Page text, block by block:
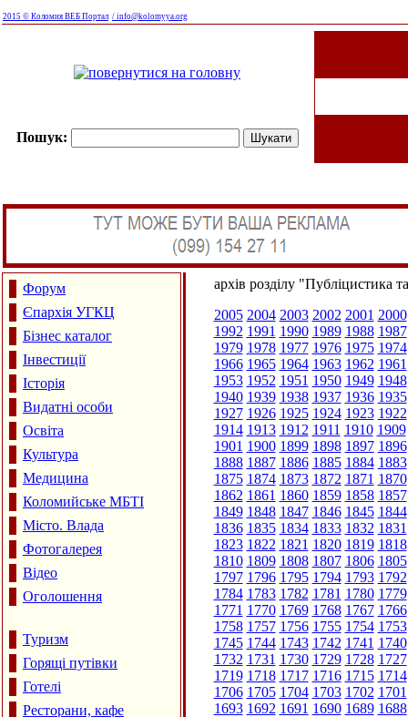
2015 © Коломия ВЕБ Портал / info@kolomyya.org
Пошук:
Форум
Єпархія УГКЦ
Бізнес каталог
Інвестиції
Історія
Видатні особи
Освіта
Культура
Медицина
Коломийське МБТІ
Місто. Влада
Фотогалерея
Відео
Оголошення
Туризм
Горящі путівки
Готелі
Ресторани, кафе
архів розділу "Публіцистика
2005 2004 2003 2002 2001 2000
1992 1991 1990 1989 1988 1987
1979 1978 1977 1976 1975 1974
1966 1965 1964 1963 1962 1961
1953 1952 1951 1950 1949 1948
1940 1939 1938 1937 1936 1935
1927 1926 1925 1924 1923 1922
1914 1913 1912 1911 1910 1909
1901 1900 1899 1898 1897 1896
1888 1887 1886 1885 1884 1883
1875 1874 1873 1872 1871 1870
1862 1861 1860 1859 1858 1857
1849 1848 1847 1846 1845 1844
1836 1835 1834 1833 1832 1831
1823 1822 1821 1820 1819 1818
1810 1809 1808 1807 1806 1805
1797 1796 1795 1794 1793 1792
1784 1783 1782 1781 1780 1779
1771 1770 1769 1768 1767 1766
1758 1757 1756 1755 1754 1753
1745 1744 1743 1742 1741 1740
1732 1731 1730 1729 1728 1727
1719 1718 1717 1716 1715 1714
1706 1705 1704 1703 1702 1701
1693 1692 1691 1690 1689 1688